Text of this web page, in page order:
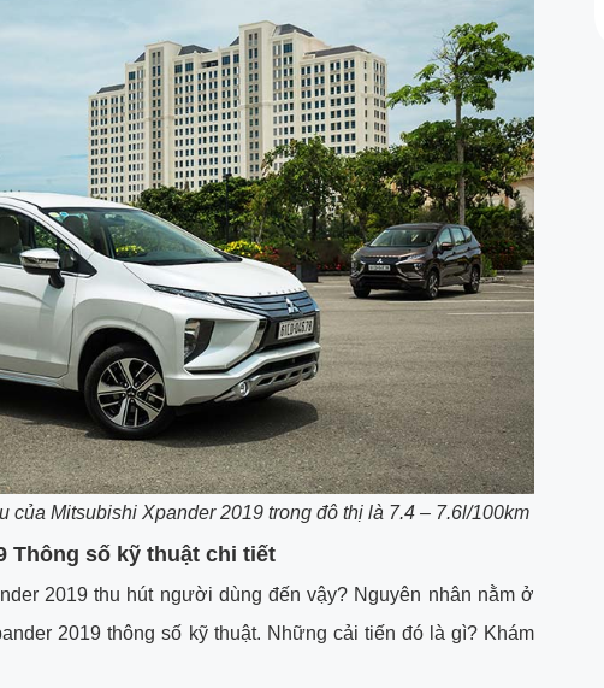
của Mitsubishi Xpander 2019 trong đô thị là 7.4 – 7.6l/100km
Thông số kỹ thuật chi tiết
2019 thu hút người dùng đến vậy? Nguyên nhân nằm ở
2019 thông số kỹ thuật. Những cải tiến đó là gì? Khám